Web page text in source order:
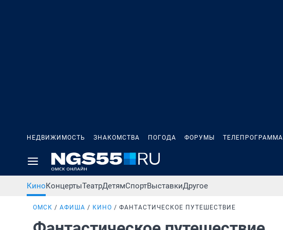
НЕДВИЖИМОСТЬ ЗНАКОМСТВА ПОГОДА ФОРУМЫ ТЕЛЕПРОГРАММА
КиноКонцертыТеатрДетямСпортВыставкиДругое
ОМСК АФИША КИНО ФАНТАСТИЧЕСКОЕ ПУТЕШЕСТВИЕ